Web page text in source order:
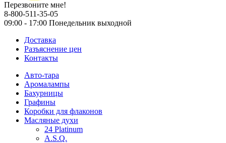
Перезвоните мне!
8-800-511-35-05
09:00 - 17:00 Понедельник выходной
Доставка
Разъяснение цен
Контакты
Авто-тара
Аромалампы
Бахурницы
Графины
Коробки для флаконов
Масляные духи
24 Platinum
A.S.Q.